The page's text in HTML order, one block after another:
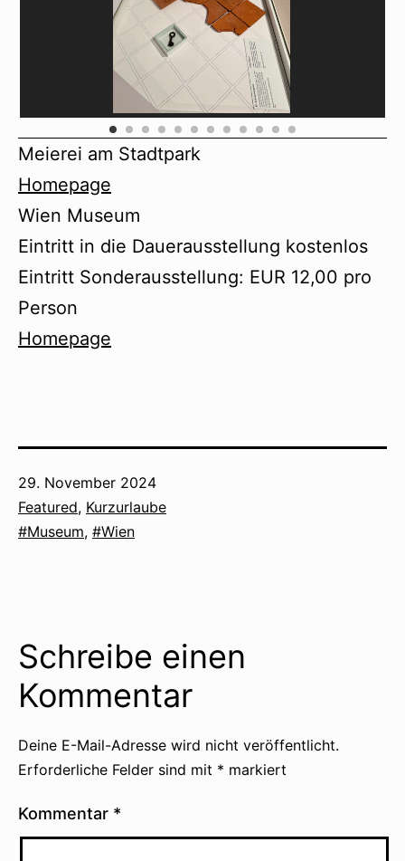
Meierei am Stadtpark
Homepage
Wien Museum
Eintritt in die Dauerausstellung kostenlos
Eintritt Sonderausstellung: EUR 12,00 pro
Person
Homepage
Veröffentlicht
am
29. November 2024
Kategorisiert
als
Featured, Kurzurlaube
Verschlagwortet
Museum, Wien
Schreibe einen
Kommentar
Deine E-Mail-Adresse wird nicht veröffentlicht.
Erforderliche Felder sind mit * markiert
Kommentar *